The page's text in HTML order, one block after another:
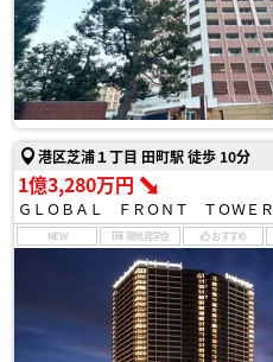
港区芝浦１丁目 田町駅 徒歩 10分
1億3,280万円
ＧＬＯＢＡＬ ＦＲＯＮＴ ＴＯＷＥＲ
NEW 現地見学会 おすすめ